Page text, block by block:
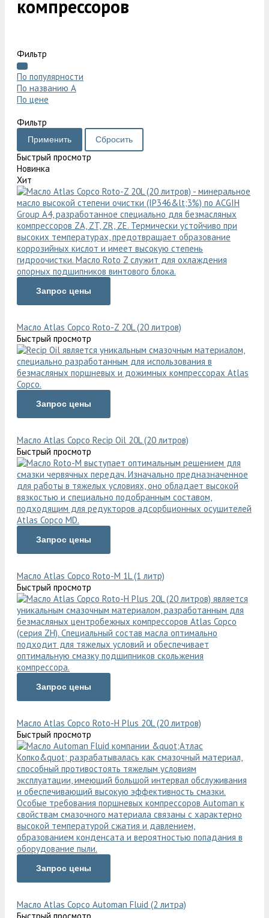
компрессоров
Фильтр
По популярности
По названию A
По цене
Фильтр
Быстрый просмотр
Новинка
Хит
Запрос цены
Масло Atlas Copco Roto-Z 20L (20 литров)
Быстрый просмотр
Запрос цены
Масло Atlas Copco Recip Oil 20L (20 литров)
Быстрый просмотр
Запрос цены
Масло Atlas Copco Roto-M 1L (1 литр)
Быстрый просмотр
Запрос цены
Масло Atlas Copco Roto-H Plus 20L (20 литров)
Быстрый просмотр
Запрос цены
Масло Atlas Copco Automan Fluid (2 литра)